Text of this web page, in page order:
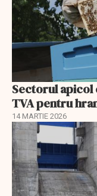
Sectorul apicol
TVA pentru
14 MARTIE 2026
EXCLUSIV